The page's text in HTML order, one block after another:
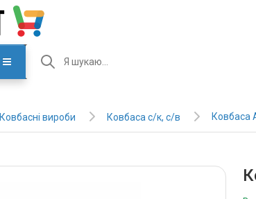
Ковбасні вироби Ковбаса с/к, с/в Ковбаса